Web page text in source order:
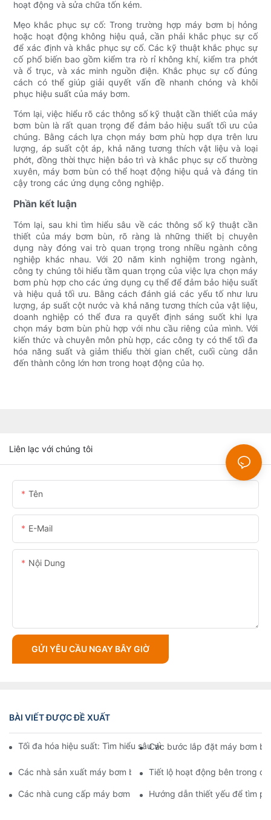
hoạt động và sửa chữa tốn kém.
Mẹo khắc phục sự cố: Trong trường hợp máy bơm bị hỏng
hoặc hoạt động không hiệu quả, cần phải khắc phục sự cố
để xác định và khắc phục sự cố. Các kỹ thuật khắc phục sự
cố phổ biến bao gồm kiểm tra rò rỉ không khí, kiểm tra phớt
và ổ trục, và xác minh nguồn điện. Khắc phục sự cố đúng
cách có thể giúp giải quyết vấn đề nhanh chóng và khôi
phục hiệu suất của máy bơm.
Tóm lại, việc hiểu rõ các thông số kỹ thuật cần thiết của máy
bơm bùn là rất quan trọng để đảm bảo hiệu suất tối ưu của
chúng. Bằng cách lựa chọn máy bơm phù hợp dựa trên lưu
lượng, áp suất cột áp, khả năng tương thích vật liệu và loại
phớt, đồng thời thực hiện bảo trì và khắc phục sự cố thường
xuyên, máy bơm bùn có thể hoạt động hiệu quả và đáng tin
cậy trong các ứng dụng công nghiệp.
Phần kết luận
Tóm lại, sau khi tìm hiểu sâu về các thông số kỹ thuật cần
thiết của máy bơm bùn, rõ ràng là những thiết bị chuyên
dụng này đóng vai trò quan trọng trong nhiều ngành công
nghiệp khác nhau. Với 20 năm kinh nghiệm trong ngành,
công ty chúng tôi hiểu tầm quan trọng của việc lựa chọn máy
bơm phù hợp cho các ứng dụng cụ thể để đảm bảo hiệu suất
và hiệu quả tối ưu. Bằng cách đánh giá các yếu tố như lưu
lượng, áp suất cột nước và khả năng tương thích của vật liệu,
doanh nghiệp có thể đưa ra quyết định sáng suốt khi lựa
chọn máy bơm bùn phù hợp với nhu cầu riêng của mình. Với
kiến thức và chuyên môn phù hợp, các công ty có thể tối đa
hóa năng suất và giảm thiểu thời gian chết, cuối cùng dẫn
đến thành công lớn hơn trong hoạt động của họ.
Liên lạc với chúng tôi
Tên
E-Mail
Nội Dung
GỬI YÊU CẦU NGAY BÂY GIỜ
BÀI VIẾT ĐƯỢC ĐỀ XUẤT
Tối đa hóa hiệu suất: Tìm hiểu sâu về thiết kế cánh quạt của
Các bước lắp đặt máy bơm
Các nhà sản xuất máy bơm bùn hàng đầu: Các công ty hàng
Tiết lộ hoạt động bên trong
Các nhà cung cấp máy bơm bùn hàng đầu trong ngành:
Hướng dẫn thiết yếu để tìm